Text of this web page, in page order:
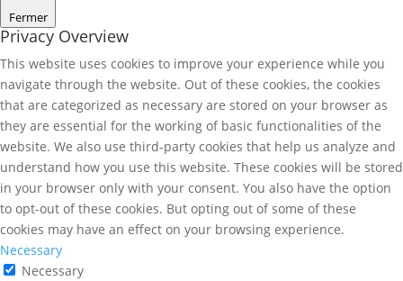
Fermer
Privacy Overview
This website uses cookies to improve your experience while you
navigate through the website. Out of these cookies, the cookies
that are categorized as necessary are stored on your browser as
they are essential for the working of basic functionalities of the
website. We also use third-party cookies that help us analyze and
understand how you use this website. These cookies will be stored
in your browser only with your consent. You also have the option
to opt-out of these cookies. But opting out of some of these
cookies may have an effect on your browsing experience.
Necessary
Necessary